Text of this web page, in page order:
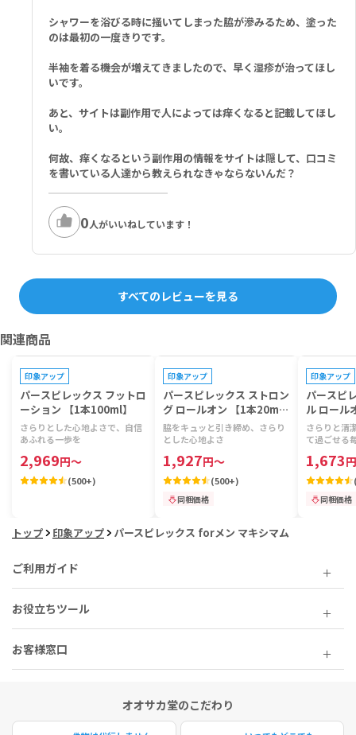
シャワーを浴びる時に掻いてしまった脇が滲みるため、塗った
のは最初の一度きりです。
半袖を着る機会が増えてきましたので、早く湿疹が治ってほし
いです。
あと、サイトは副作用で人によっては痒くなると記載してほし
い。
何故、痒くなるという副作用の情報をサイトは隠して、口コミ
を書いている人達から教えられなきゃならないんだ？
0人がいいねしています！
すべてのレビューを見る
関連商品
プレゼントキャンペーン対象
印象アップ
パースピレックス フットロ
ーション 【1本100ml】
さらりとした心地よさで、自信
あふれる一歩を
2,969円～
(500+)
印象アップ
パースピレックス ストロン
グ ロールオン 【1本20m
l】
脇をキュッと引き締め、さらり
とした心地よさ
1,927円～
(500+)
同梱価格
印象アップ
パースピ
ル ロール
l】
さらりと清
て過ごせる
1,673円
同梱価格
トップ 印象アップ パースピレックス forメン マキシマム
ご利用ガイド
お役立ちツール
お客様窓口
オオサカ堂のこだわり